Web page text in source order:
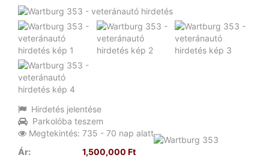
Hirdetés jelentése
Parkolóba teszem
Megtekintés: 735 - 70 nap alatt
Ár:
1,500,000 Ft